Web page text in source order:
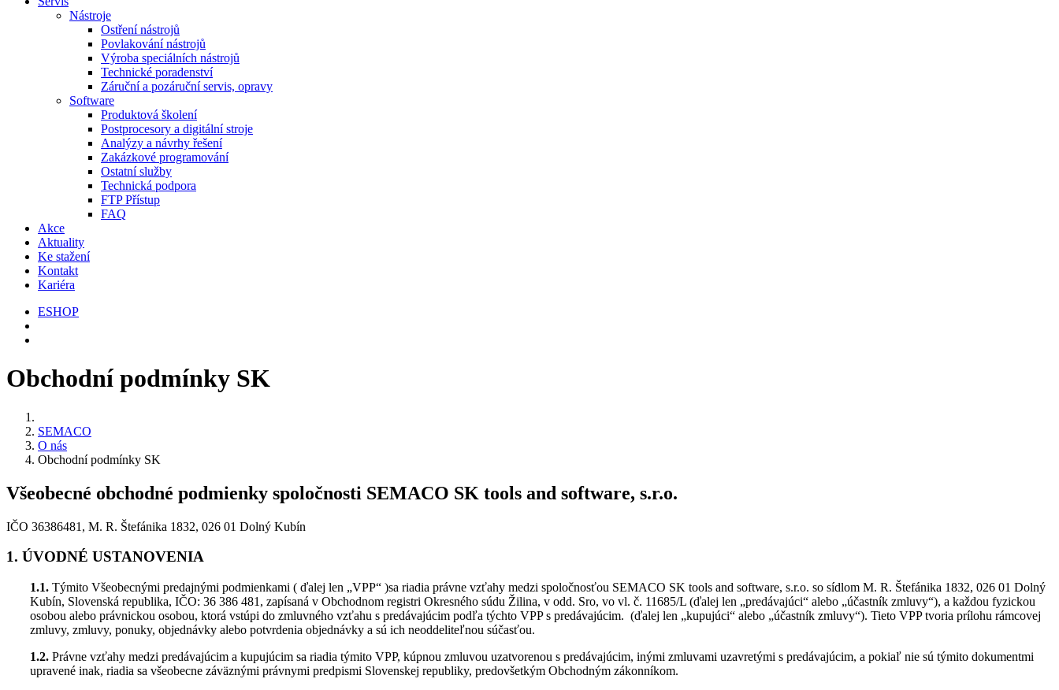
Nástroje
Ostření nástrojů
Povlakování nástrojů
Výroba speciálních nástrojů
Technické poradenství
Záruční a pozáruční servis, opravy
Software
Produktová školení
Postprocesory a digitální stroje
Analýzy a návrhy řešení
Zakázkové programování
Ostatní služby
Technická podpora
FTP Přístup
FAQ
Akce
Aktuality
Ke stažení
Kontakt
Kariéra
ESHOP
Obchodní podmínky SK
SEMACO
O nás
Obchodní podmínky SK
Všeobecné obchodné podmienky spoločnosti SEMACO SK tools and software, s.r.o.
IČO 36386481, M. R. Štefánika 1832, 026 01 Dolný Kubín
1. ÚVODNÉ USTANOVENIA
1.1. Týmito Všeobecnými predajnými podmienkami ( ďalej len „VPP“ )sa riadia právne vzťahy medzi spoločnosťou SEMACO SK tools and software, s.r.o. so sídlom M. R. Štefánika 1832, 026 01 Dolný
Kubín, Slovenská republika, IČO: 36 386 481, zapísaná v Obchodnom registri Okresného súdu Žilina, v odd. Sro, vo vl. č. 11685/L (ďalej len „predávajúci“ alebo „účastník zmluvy“), a každou fyzickou
osobou alebo právnickou osobou, ktorá vstúpi do zmluvného vzťahu s predávajúcim podľa týchto VPP s predávajúcim. (ďalej len „kupujúci“ alebo „účastník zmluvy“). Tieto VPP tvoria prílohu rámcovej
zmluvy, zmluvy, ponuky, objednávky alebo potvrdenia objednávky a sú ich neoddeliteľnou súčasťou.
1.2. Právne vzťahy medzi predávajúcim a kupujúcim sa riadia týmito VPP, kúpnou zmluvou uzatvorenou s predávajúcim, inými zmluvami uzavretými s predávajúcim, a pokiaľ nie sú týmito dokumentmi
upravené inak, riadia sa všeobecne záväznými právnymi predpismi Slovenskej republiky, predovšetkým Obchodným zákonníkom.